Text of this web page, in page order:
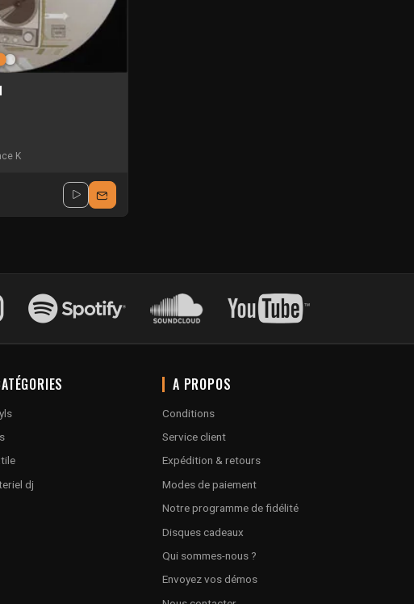
K
dj
A PROPOS
Conditions
Service client
Expédition & retours
Modes de paiement
Notre programme de fidélité
Disques cadeaux
Qui sommes-nous ?
Envoyez vos démos